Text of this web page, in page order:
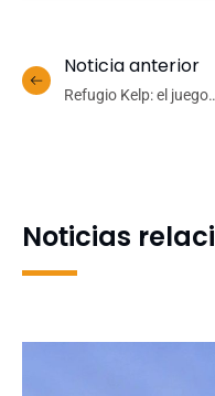
Noticia anterior
Refugio Kelp: el juego
Noticias